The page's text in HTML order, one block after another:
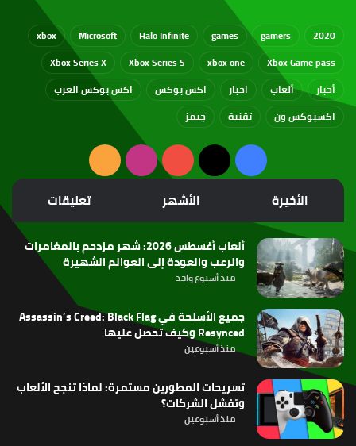
2020
gamers
games
Halo Infinite
Microsoft
xbox
Xbox Game pass
xbox one
Xbox Series S
Xbox Series X
أخبار
ألعاب اخبار اكس بوكس
اكس بوكس العرب
اكسبوكس ون
تقنية جيمز
فيسبوك
‫X
‫YouTubeانستقرامملخص
الموقع
RSS
الأخيرة الأشهر تعليقات
ألعاب أغسطس 2026: شهر مزدحم بالمغامرات
والرعب والعودة إلى العوالم الشهيرة
منذ أسبوع واحد
جميع الأسلحة في Assassin’s Creed: Black Flag
Resynced وكيف تحصل عليها
منذ أسبوعين
تسريحات المطورين مستمرة: لماذا تنجح الألعاب
وتفشل الشركات؟
منذ أسبوعين